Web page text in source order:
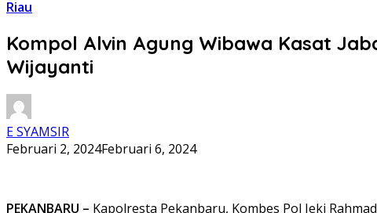
Riau
Kompol Alvin Agung Wibawa Kasat
Wijayanti
E SYAMSIR
Februari 2, 2024Februari 6, 2024
PEKANBARU – Kapolresta Pekanbaru, Kombes Pol Jeki